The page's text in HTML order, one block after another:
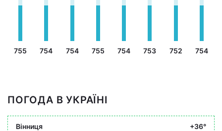
755 754 754 755 754 753 752 754
ПОГОДА В УКРАЇНІ
Вінниця +36°